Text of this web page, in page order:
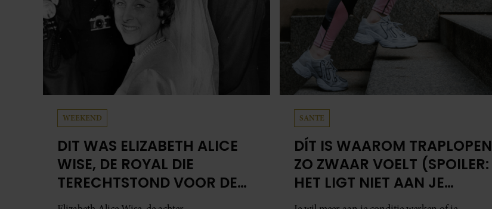
WEEKEND
DIT WAS ELIZABETH ALICE
WISE, DE ROYAL DIE
TERECHTSTOND VOOR DE
DOOD VAN HAAR BABY
SANTE
DÍT IS WAAROM TRAPLOPEN
ZO ZWAAR VOELT (SPOILER:
HET LIGT NIET AAN JE
CONDITIE)